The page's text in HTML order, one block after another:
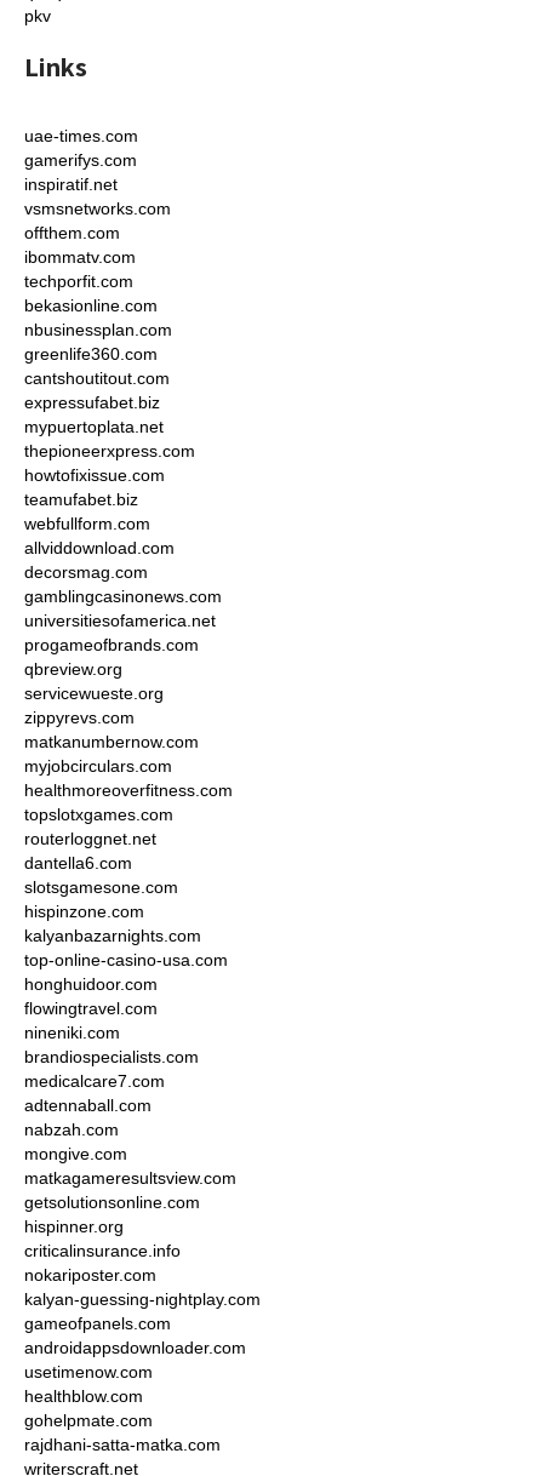
pkv
Links
uae-times.com
gamerifys.com
inspiratif.net
vsmsnetworks.com
offthem.com
ibommatv.com
techporfit.com
bekasionline.com
nbusinessplan.com
greenlife360.com
cantshoutitout.com
expressufabet.biz
mypuertoplata.net
thepioneerxpress.com
howtofixissue.com
teamufabet.biz
webfullform.com
allviddownload.com
decorsmag.com
gamblingcasinonews.com
universitiesofamerica.net
progameofbrands.com
qbreview.org
servicewueste.org
zippyrevs.com
matkanumbernow.com
myjobcirculars.com
healthmoreoverfitness.com
topslotxgames.com
routerloggnet.net
dantella6.com
slotsgamesone.com
hispinzone.com
kalyanbazarnights.com
top-online-casino-usa.com
honghuidoor.com
flowingtravel.com
nineniki.com
brandiospecialists.com
medicalcare7.com
adtennaball.com
nabzah.com
mongive.com
matkagameresultsview.com
getsolutionsonline.com
hispinner.org
criticalinsurance.info
nokariposter.com
kalyan-guessing-nightplay.com
gameofpanels.com
androidappsdownloader.com
usetimenow.com
healthblow.com
gohelpmate.com
rajdhani-satta-matka.com
writerscraft.net